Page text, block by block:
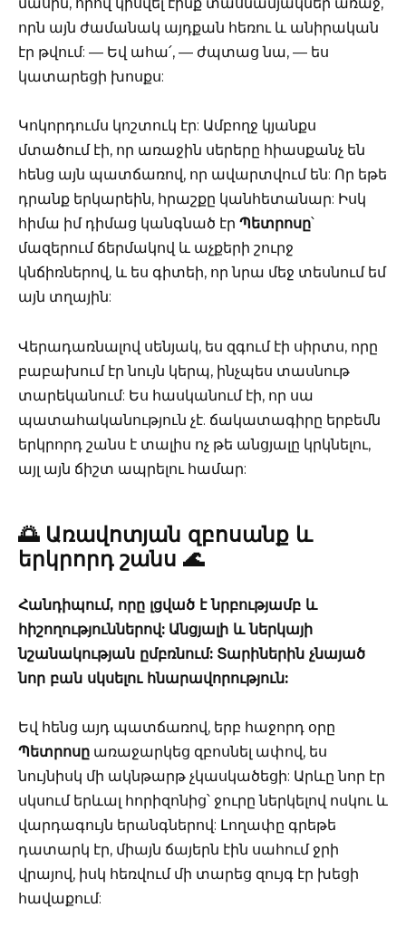
որն այն ժամանակ այդքան հեռու և անիրական
էր թվում: — Եվ ահա՛, — ժպտաց նա, — ես
կատարեցի խոսքս:
Կոկորդումս կոշտուկ էր: Ամբողջ կյանքս
մտածում էի, որ առաջին սերերը հիասքանչ են
հենց այն պատճառով, որ ավարտվում են: Որ եթե
դրանք երկարեին, հրաշքը կանհետանար: Իսկ
հիմա իմ դիմաց կանգնած էր Պետրոսը՝
մազերում ճերմակով և աչքերի շուրջ
կնճիռներով, և ես գիտեի, որ նրա մեջ տեսնում եմ
այն տղային:
Վերադառնալով սենյակ, ես զգում էի սիրտս, որը
բաբախում էր նույն կերպ, ինչպես տասնութ
տարեկանում: Ես հասկանում էի, որ սա
պատահականություն չէ. ճակատագիրը երբեմն
երկրորդ շանս է տալիս ոչ թե անցյալը կրկնելու,
այլ այն ճիշտ ապրելու համար:
🌅 Առավոտյան զբոսանք և
երկրորդ շանս 🌊
Հանդիպում, որը լցված է նրբությամբ և
հիշողություններով: Անցյալի և ներկայի
նշանակության ըմբռնում: Տարիներին չնայած
նոր բան սկսելու հնարավորություն:
Եվ հենց այդ պատճառով, երբ հաջորդ օրը
Պետրոսը առաջարկեց զբոսնել ափով, ես
նույնիսկ մի ակնթարթ չկասկածեցի: Արևը նոր էր
սկսում երևալ հորիզոնից՝ ջուրը ներկելով ոսկու և
վարդագույն երանգներով: Լողափը գրեթե
դատարկ էր, միայն ճայերն էին սահում ջրի
վրայով, իսկ հեռվում մի տարեց զույգ էր խեցի
հավաքում: